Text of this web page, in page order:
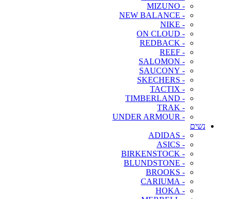
- MIZUNO
- NEW BALANCE
- NIKE
- ON CLOUD
- REDBACK
- REEF
- SALOMON
- SAUCONY
- SKECHERS
- TACTIX
- TIMBERLAND
- TRAK
- UNDER ARMOUR
נשים
- ADIDAS
- ASICS
- BIRKENSTOCK
- BLUNDSTONE
- BROOKS
- CARIUMA
- HOKA